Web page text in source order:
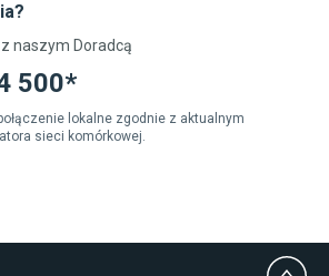
naszym Doradcą
500*
lokalne zgodnie z aktualnym
sieci komórkowej.